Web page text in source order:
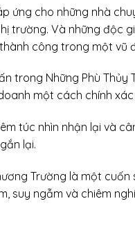
ứng cho những nhà
trường. Và những độc
công trong một vũ
trong Những Phù
một cách chính
túc nhìn nhận lại và
lại.
Trường là một
suy ngẫm và chiêm